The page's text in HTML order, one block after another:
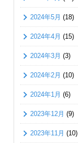
2024年5月 (18)
2024年4月 (15)
2024年3月 (3)
2024年2月 (10)
2024年1月 (6)
2023年12月 (9)
2023年11月 (10)